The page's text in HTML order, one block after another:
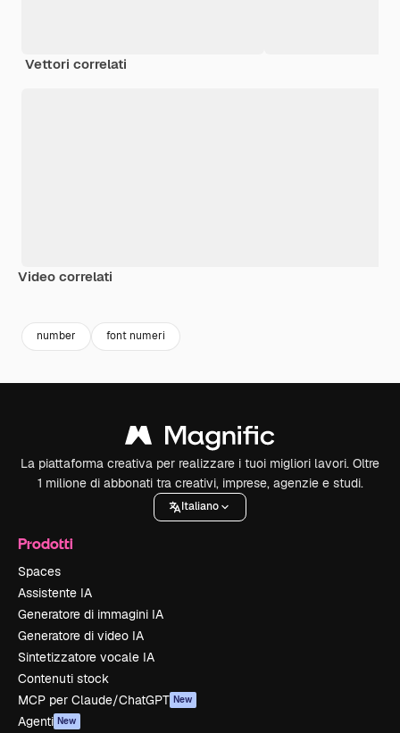
Vettori correlati
Video correlati
number font numeri
La piattaforma creativa per realizzare i tuoi migliori lavori. Oltre
1 milione di abbonati tra creativi, imprese, agenzie e studi.
Italiano
Prodotti
Spaces
Assistente IA
Generatore di immagini IA
Generatore di video IA
Sintetizzatore vocale IA
Contenuti stock
MCP per Claude/ChatGPT New
Agenti New